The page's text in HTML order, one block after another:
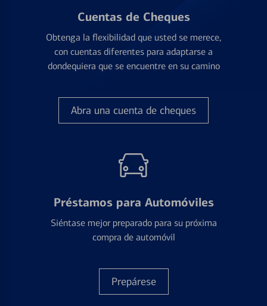
Cuentas de Cheques
Obtenga la flexibilidad que usted se merece,
con cuentas diferentes para adaptarse a
dondequiera que se encuentre en su camino
Abra una cuenta de cheques
Préstamos para Automóviles
Siéntase mejor preparado para su próxima
compra de automóvil
Prepárese